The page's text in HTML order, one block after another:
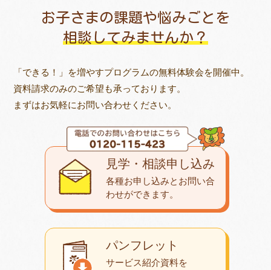
お子さまの課題や悩みごとを
相談してみませんか？
「できる！」を増やすプログラムの無料体験会を開催中。
資料請求のみのご希望も承っております。
まずはお気軽にお問い合わせください。
パンフレット
サービス紹介資料を
見学・相談申し込み
各種お申し込みとお問い合
わせができます。